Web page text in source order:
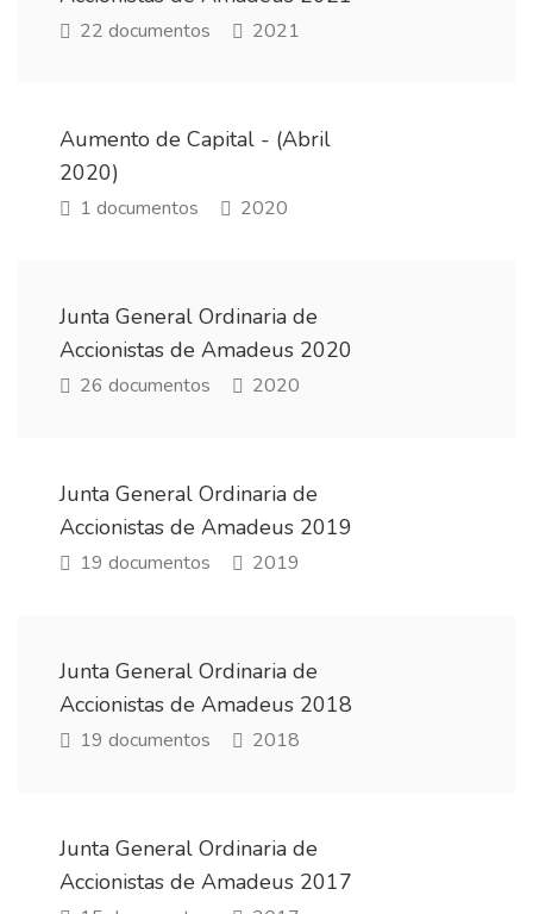
22 documentos 2021
Aumento de Capital - (Abril
2020)
1 documentos 2020
Junta General Ordinaria de
Accionistas de Amadeus 2020
26 documentos 2020
Junta General Ordinaria de
Accionistas de Amadeus 2019
19 documentos 2019
Junta General Ordinaria de
Accionistas de Amadeus 2018
19 documentos 2018
Junta General Ordinaria de
Accionistas de Amadeus 2017